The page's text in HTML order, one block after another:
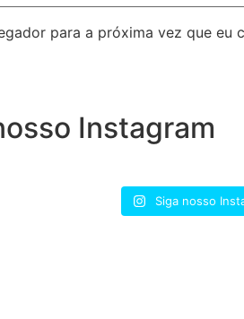
para a próxima vez que eu
Instagram
Siga nosso